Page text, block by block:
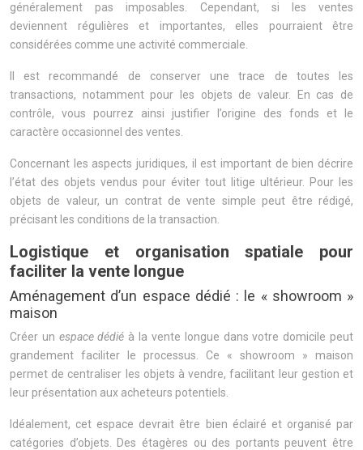
généralement pas imposables. Cependant, si les ventes
deviennent régulières et importantes, elles pourraient être
considérées comme une activité commerciale.
Il est recommandé de conserver une trace de toutes les
transactions, notamment pour les objets de valeur. En cas de
contrôle, vous pourrez ainsi justifier l’origine des fonds et le
caractère occasionnel des ventes.
Concernant les aspects juridiques, il est important de bien décrire
l’état des objets vendus pour éviter tout litige ultérieur. Pour les
objets de valeur, un contrat de vente simple peut être rédigé,
précisant les conditions de la transaction.
Logistique et organisation spatiale pour
faciliter la vente longue
Aménagement d’un espace dédié : le « showroom »
maison
Créer un espace dédié à la vente longue dans votre domicile peut
grandement faciliter le processus. Ce « showroom » maison
permet de centraliser les objets à vendre, facilitant leur gestion et
leur présentation aux acheteurs potentiels.
Idéalement, cet espace devrait être bien éclairé et organisé par
catégories d’objets. Des étagères ou des portants peuvent être